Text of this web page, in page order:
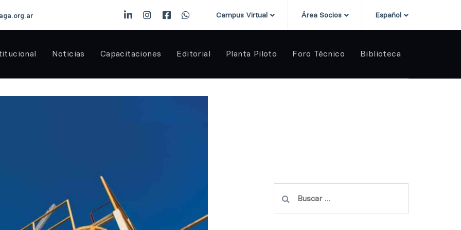
Campus Virtual Área Socios Español
Noticias Capacitaciones Editorial Planta Piloto Foro Técnico Biblioteca